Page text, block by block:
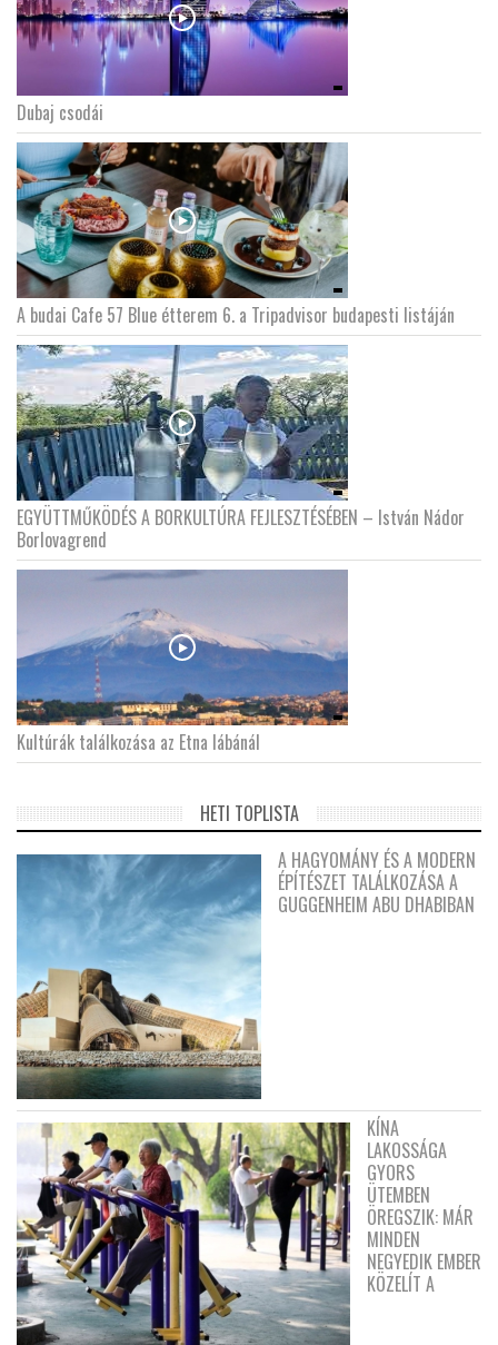
Dubaj csodái
A budai Cafe 57 Blue étterem 6. a Tripadvisor budapesti listáján
EGYÜTTMŰKÖDÉS A BORKULTÚRA FEJLESZTÉSÉBEN – István Nádor
Borlovagrend
Kultúrák találkozása az Etna lábánál
HETI TOPLISTA
A HAGYOMÁNY ÉS A MODERN
ÉPÍTÉSZET TALÁLKOZÁSA A
GUGGENHEIM ABU DHABIBAN
KÍNA
LAKOSSÁGA
GYORS
ÜTEMBEN
ÖREGSZIK: MÁR
MINDEN
NEGYEDIK EMBER
KÖZELÍT A